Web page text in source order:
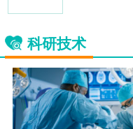
科研技术